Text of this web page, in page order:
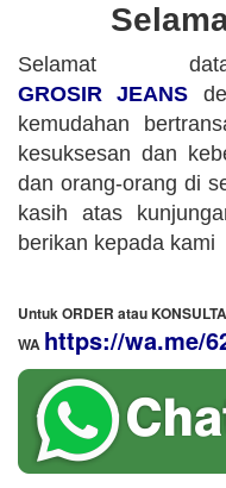
Selamat
GROSIR JEANS
kemudahan
kesuksesan dan
dan orang-orang di
kasih atas
berikan kepada kami
Untuk ORDER atau
WA https://wa.me/